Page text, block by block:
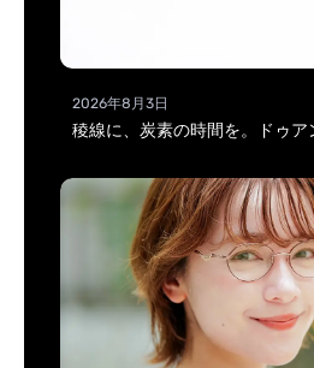
2026年8月3日
稜線に、炭素の時間を。ドゥ